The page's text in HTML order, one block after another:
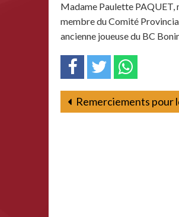
Madame Paulette PAQUET,
membre du Comité
ancienne joueuse du BC
Remerciements pour